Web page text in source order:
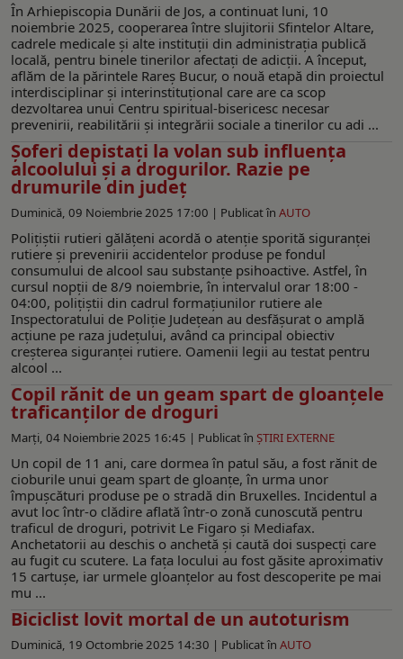
În Arhiepiscopia Dunării de Jos, a continuat luni, 10
noiembrie 2025, cooperarea între slujitorii Sfintelor Altare,
cadrele medicale şi alte instituţii din administraţia publică
locală, pentru binele tinerilor afectaţi de adicţii. A început,
aflăm de la părintele Rareş Bucur, o nouă etapă din proiectul
interdisciplinar şi interinstituţional care are ca scop
dezvoltarea unui Centru spiritual-bisericesc necesar
prevenirii, reabilitării şi integrării sociale a tinerilor cu adi ...
Şoferi depistaţi la volan sub influența
alcoolului și a drogurilor. Razie pe
drumurile din judeţ
Duminică, 09 Noiembrie 2025 17:00 | Publicat în AUTO
Polițiștii rutieri gălățeni acordă o atenție sporită siguranței
rutiere și prevenirii accidentelor produse pe fondul
consumului de alcool sau substanțe psihoactive. Astfel, în
cursul nopții de 8/9 noiembrie, în intervalul orar 18:00 -
04:00, polițiștii din cadrul formațiunilor rutiere ale
Inspectoratului de Poliție Județean au desfășurat o amplă
acțiune pe raza județului, având ca principal obiectiv
creșterea siguranței rutiere. Oamenii legii au testat pentru
alcool ...
Copil rănit de un geam spart de gloanțele
traficanţilor de droguri
Marți, 04 Noiembrie 2025 16:45 | Publicat în ŞTIRI EXTERNE
Un copil de 11 ani, care dormea în patul său, a fost rănit de
cioburile unui geam spart de gloanțe, în urma unor
împușcături produse pe o stradă din Bruxelles. Incidentul a
avut loc într-o clădire aflată într-o zonă cunoscută pentru
traficul de droguri, potrivit Le Figaro și Mediafax.
Anchetatorii au deschis o anchetă și caută doi suspecți care
au fugit cu scutere. La fața locului au fost găsite aproximativ
15 cartușe, iar urmele gloanțelor au fost descoperite pe mai
mu ...
Biciclist lovit mortal de un autoturism
Duminică, 19 Octombrie 2025 14:30 | Publicat în AUTO